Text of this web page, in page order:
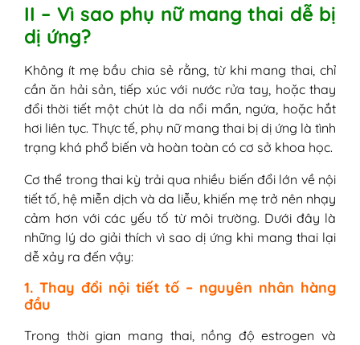
đổi với bác sĩ
II – Vì sao phụ nữ mang thai dễ bị
dị ứng?
Không ít mẹ bầu chia sẻ rằng, từ khi mang thai, chỉ
cần ăn hải sản, tiếp xúc với nước rửa tay, hoặc thay
đổi thời tiết một chút là da nổi mẩn, ngứa, hoặc hắt
hơi liên tục. Thực tế, phụ nữ mang thai bị dị ứng là tình
trạng khá phổ biến và hoàn toàn có cơ sở khoa học.
Cơ thể trong thai kỳ trải qua nhiều biến đổi lớn về nội
tiết tố, hệ miễn dịch và da liễu, khiến mẹ trở nên nhạy
cảm hơn với các yếu tố từ môi trường. Dưới đây là
những lý do giải thích vì sao dị ứng khi mang thai lại
dễ xảy ra đến vậy:
1. Thay đổi nội tiết tố – nguyên nhân hàng
đầu
Trong thời gian mang thai, nồng độ estrogen và